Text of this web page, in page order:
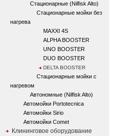
Стационарные (Nilfisk Alto)
Стационарные мойки без
нагрева
MAXXI 4S
ALPHA BOOSTER
UNO BOOSTER
DUO BOOSTER
DELTA BOOSTER
Стационарные мойки с
нагревом
Автономные (Nilfisk Alto)
Автомойки Portotecnica
Автомойки Sirio
Автомойки Comet
Клининговое оборудование